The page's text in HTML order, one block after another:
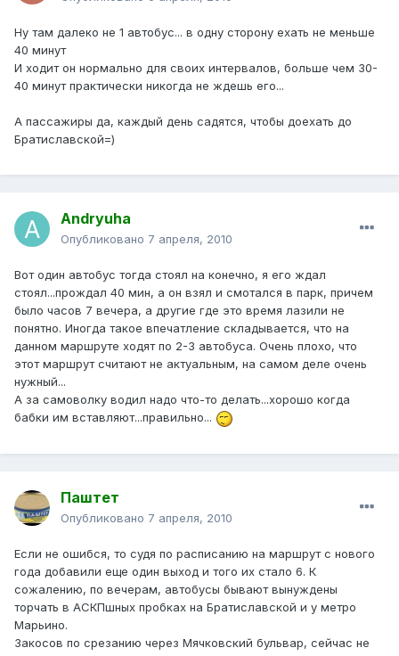
Ну там далеко не 1 автобус... в одну сторону ехать не меньше
40 минут
И ходит он нормально для своих интервалов, больше чем 30-
40 минут практически никогда не ждешь его...
А пассажиры да, каждый день садятся, чтобы доехать до
Братиславской=)
Andryuha
Опубликовано 7 апреля, 2010
Вот один автобус тогда стоял на конечно, я его ждал
стоял...прождал 40 мин, а он взял и смотался в парк, причем
было часов 7 вечера, а другие где это время лазили не
понятно. Иногда такое впечатление складывается, что на
данном маршруте ходят по 2-3 автобуса. Очень плохо, что
этот маршрут считают не актуальным, на самом деле очень
нужный...
А за самоволку водил надо что-то делать...хорошо когда
бабки им вставляют...правильно...
Паштет
Опубликовано 7 апреля, 2010
Если не ошибся, то судя по расписанию на маршрут с нового
года добавили еще один выход и того их стало 6. К
сожалению, по вечерам, автобусы бывают вынуждены
торчать в АСКПшных пробках на Братиславской и у метро
Марьино.
Закосов по срезанию через Мячковский бульвар, сейчас не